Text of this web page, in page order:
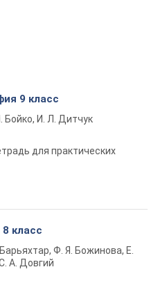
9 класс
Бойко, И. Л. Дитчук
для практических
класс
Барьяхтар, Ф. Я. Божинова, Е.
А. Довгий